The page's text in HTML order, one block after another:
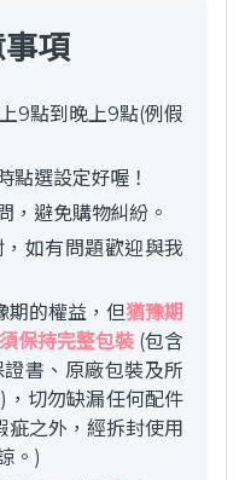
項
9點到晚上9點(例假
點選設定好喔！
，避免購物糾紛。
如有問題歡迎與我
期的權益，但猶豫期
保持完整包裝(包含
書、原廠包裝及所
，切勿缺漏任何配件
疵之外，經拆封使用
。)